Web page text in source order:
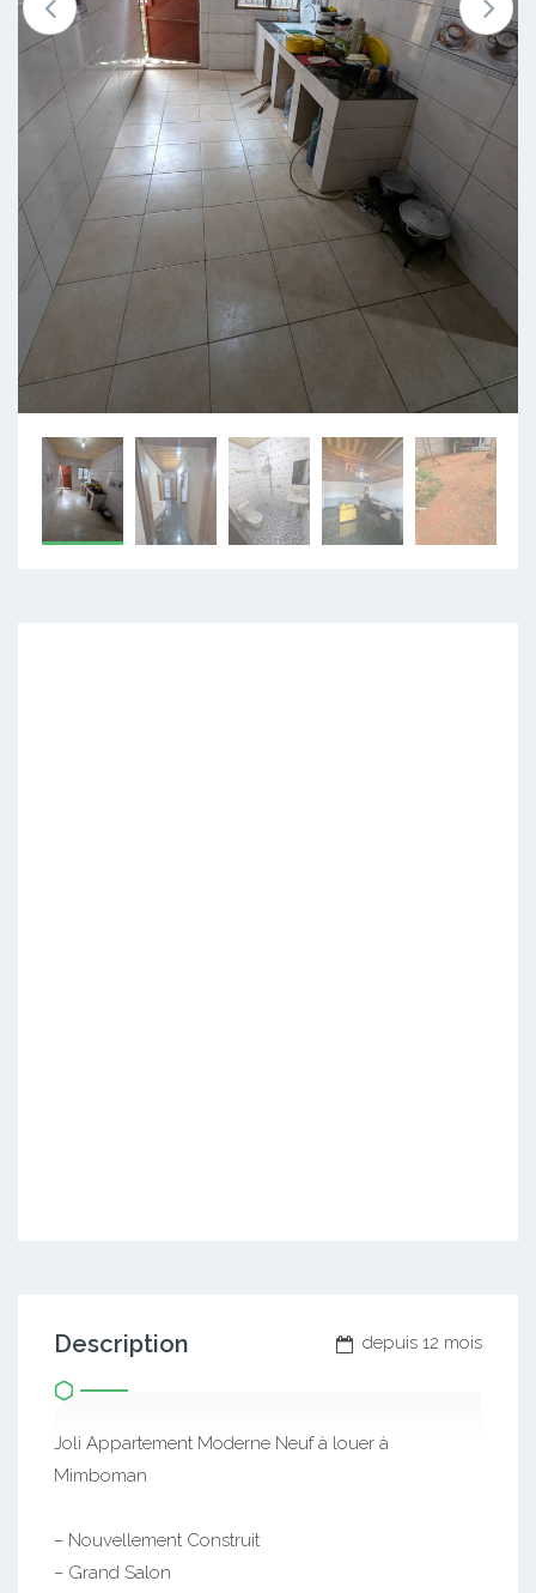
depuis 12 mois
Description
Joli Appartement Moderne Neuf à louer à
Mimboman
– Nouvellement Construit
– Grand Salon